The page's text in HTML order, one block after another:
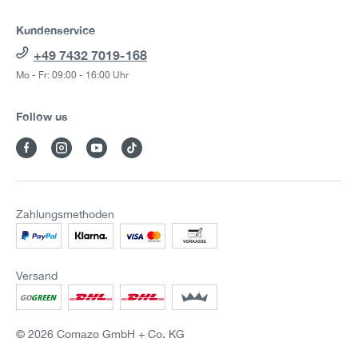
Kundenservice
+49 7432 7019-168
Mo - Fr: 09:00 - 16:00 Uhr
Follow us
Zahlungsmethoden
Versand
© 2026 Comazo GmbH + Co. KG